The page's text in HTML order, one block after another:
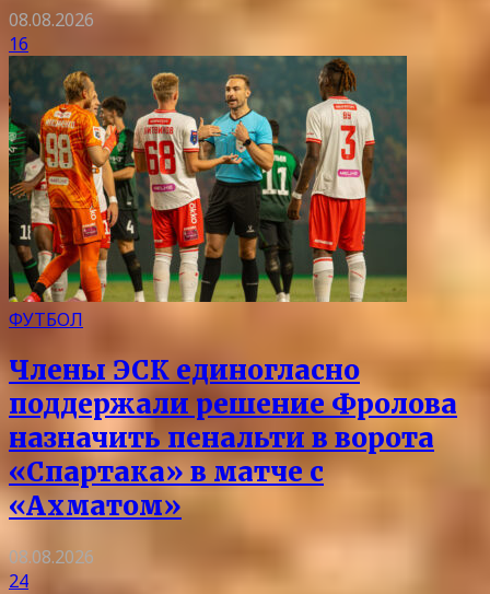
08.08.2026
16
ФУТБОЛ
Члены ЭСК единогласно
поддержали решение Фролова
назначить пенальти в ворота
«Спартака» в матче с
«Ахматом»
08.08.2026
24